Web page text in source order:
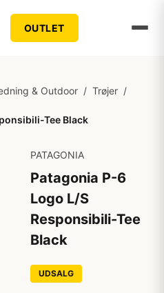
OUTLET
& Outdoor / Trøjer /
Tee Black
PATAGONIA
Patagonia P-6
Logo L/S
Responsibili-Tee
Black
UDSALG